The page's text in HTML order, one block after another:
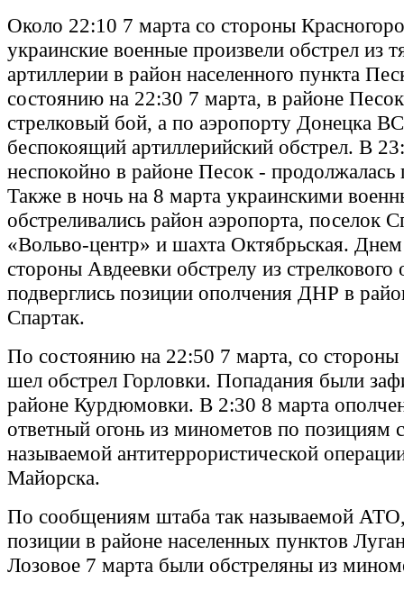
Около 22:10 7 марта со стороны
украинские военные произвели обстрел из
артиллерии в район населенного пункта
состоянию на 22:30 7 марта, в районе
стрелковый бой, а по аэропорту Донецка
беспокоящий артиллерийский обстрел. В
неспокойно в районе Песок - продолжалась
Также в ночь на 8 марта украинскими
обстреливались район аэропорта, поселок
«Вольво-центр» и шахта Октябрьская.
стороны Авдеевки обстрелу из
подверглись позиции ополчения ДНР в
Спартак.
По состоянию на 22:50 7 марта, со
шел обстрел Горловки. Попадания были
районе Курдюмовки. В 2:30 8 марта
ответный огонь из минометов по позициям
называемой антитеррористической
Майорска.
По сообщениям штаба так называемой
позиции в районе населенных пунктов
Лозовое 7 марта были обстреляны из